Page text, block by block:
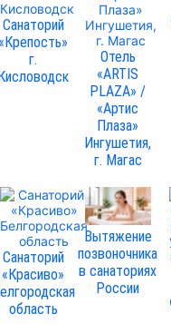
Санаторий
г.
Отель
«ARTIS
PLAZA» /
«Артис
Плаза»
Ингушетия,
г. Магас
Санаторий
«Красиво»
область
Вытяжение
позвоночника
в санаториях
России